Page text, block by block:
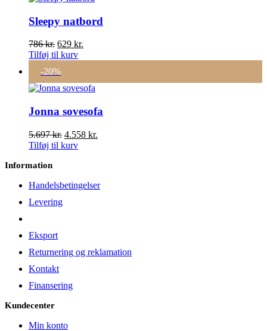
Sleepy natbord
786kr. Den
oprindelige
var:
786 kr..
629 kr.
629 kr..
Tilføj til kurv
-20%
Jonna sovesofa
5.697kr. Den
oprindelige
4.558 kr.
Tilføj til kurv
Information
Handelsbetingelser
Levering
Eksport
Returnering og reklamation
Kontakt
Finansering
Kundecenter
Min konto